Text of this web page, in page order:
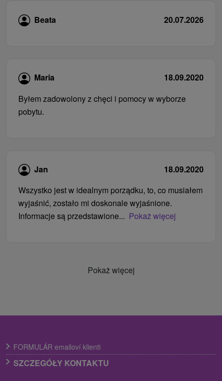
Beata 20.07.2026
Maria
18.09.2020
Byłem zadowolony z chęci i pomocy w wyborze
pobytu.
Jan
18.09.2020
Wszystko jest w idealnym porządku, to, co musiałem
wyjaśnić, zostało mi doskonale wyjaśnione.
Informacje są przedstawione... Pokaż więcej
Pokaż więcej
FORMULÁR emailoví klienti
SZCZEGÓŁY KONTAKTU